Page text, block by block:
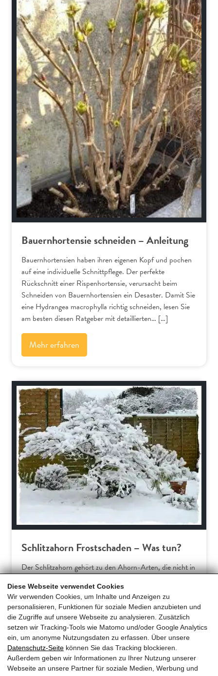
Diese Webseite verwendet Cookies
Wir verwenden Cookies, um Inhalte und Anzeigen zu
personalisieren, Funktionen für soziale Medien anzubieten und
die Zugriffe auf unsere Webseite zu analysieren. Zusätzlich
setzen wir Tracking-Tools wie Matomo und/oder Google Analytics
ein, um anonyme Nutzungsdaten zu erfassen. Über unsere
Datenschutz-Seite können Sie das Tracking blockieren.
Außerdem geben wir Informationen zu Ihrer Nutzung unserer
Webseite an unsere Partner für soziale Medien, Werbung und
Schnitt-Anleitungen
Bauernhortensie schneiden – Anleitung
Bauernhortensien haben ihren eigenen Kopf und pochen
auf eine individuelle Schnittpflege. Der perfekte
Rückschnitt einer Rispenhortensie, verursacht beim
Schneiden von Bauernhortensien ein Desaster. Damit Sie
eine Hydrangea macrophylla richtig schneiden, lesen Sie
am besten diesen Ratgeber mit detaillierten… […]
Mehr erfahren
Bäume und Sträucher
Schlitzahorn Frostschaden – Was tun?
Der Schlitzahorn gehört zu den Ahorn-Arten, die nicht in
Hausgärtner am Acer palmatum dissectum häufiger über
Frostschäden klagen. Dieser Ratgeber erklärt die
typischen Symptome und gibt praxiserprobte Tipps für
effektive Gegenmaßnahmen und… […]
Mehr erfahren